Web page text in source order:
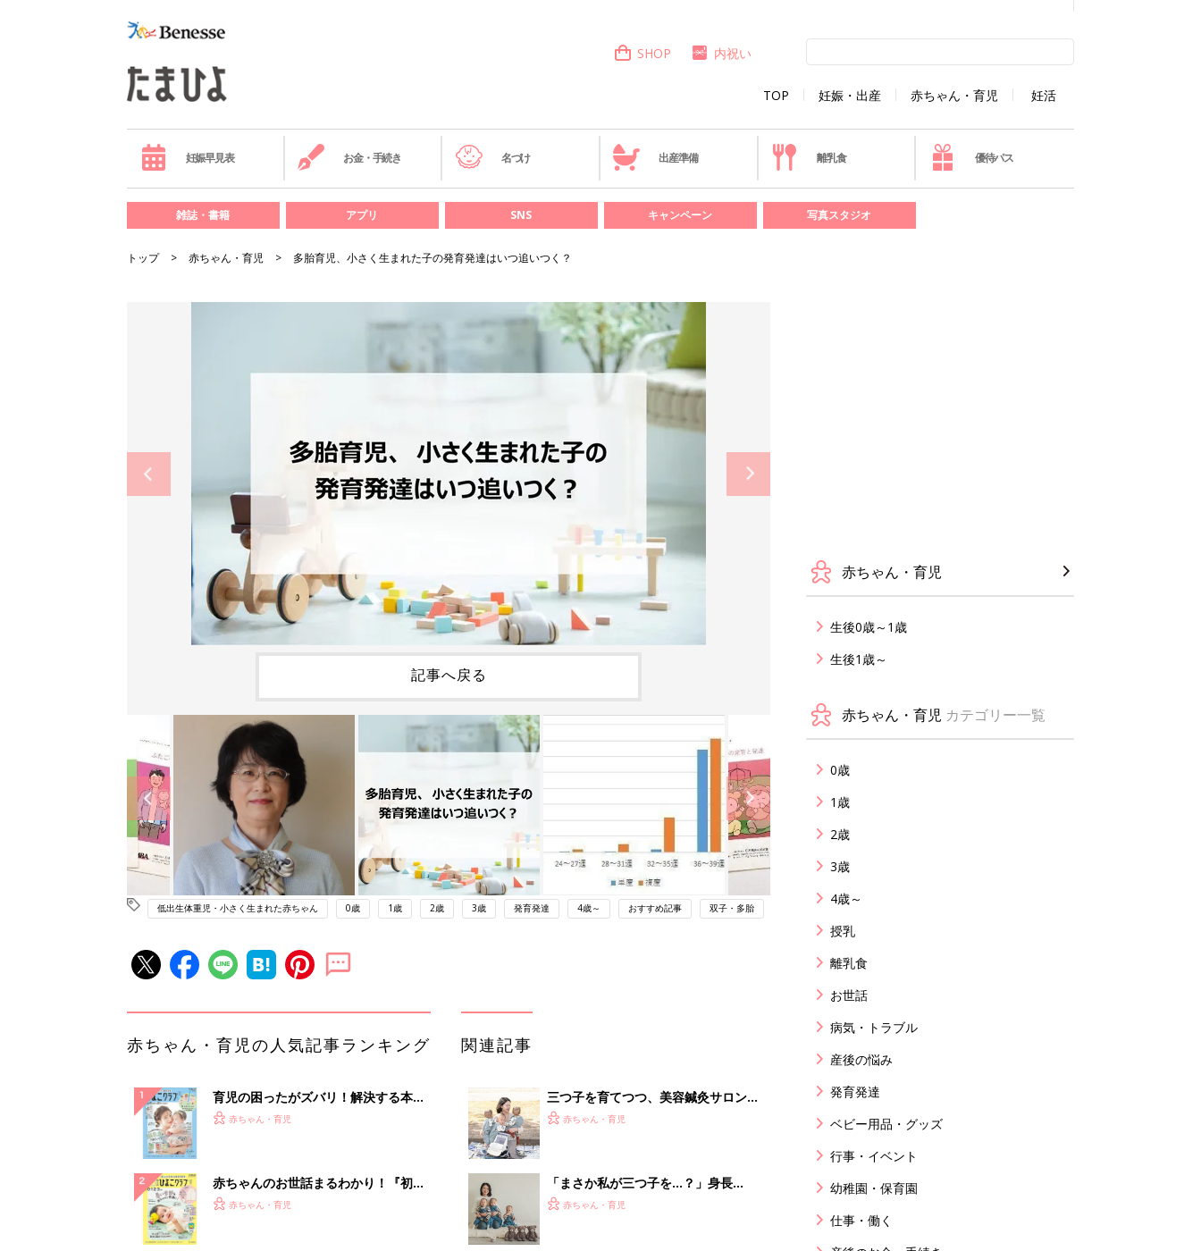
TOP 妊娠・出産 赤ちゃん・育児 妊活
SHOP 内祝い
妊娠早見表 お金・手続き 名づけ 出産準備 離乳食 優待パス
雑誌・書籍 アプリ SNS キャンペーン 写真スタジオ
トップ 赤ちゃん・育児 多胎育児、小さく生まれた子の発育発達はいつ追いつく？
記事へ戻る
低出生体重児・小さく生まれた赤ちゃん 0歳 1歳 2歳 3歳 発育発達 4歳～ おすすめ記事 双子・多胎
赤ちゃん・育児の人気記事ランキング
育児の困ったがズバリ！解決する本
『ひよこクラブ 夏号』 4カ月～2才
赤ちゃん・育児
赤ちゃんのお世話まるわかり！『初め
てのひよこクラブ 夏号』〈巻頭大特
赤ちゃん・育児
関連記事
三つ子を育てつつ、美容鍼灸サロンを
運営するママ。小児訪問看護を頼りな
赤ちゃん・育児
「まさか私が三つ子を…？」身長
145cmの体で3人を授かったママ。孤
赤ちゃん・育児
赤ちゃん・育児
生後0歳～1歳
生後1歳～
赤ちゃん・育児 カテゴリー一覧
0歳
1歳
2歳
3歳
4歳～
授乳
離乳食
お世話
病気・トラブル
産後の悩み
発育発達
ベビー用品・グッズ
行事・イベント
幼稚園・保育園
仕事・働く